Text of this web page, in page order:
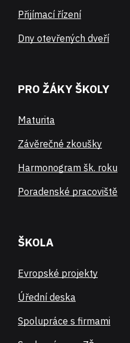
Přijímací řízení
Dny otevřených dveří
PRO ŽÁKY ŠKOLY
Maturita
Závěrečné zkoušky
Harmonogram šk. roku
Poradenské pracoviště
ŠKOLA
Evropské projekty
Úřední deska
Spolupráce s firmami